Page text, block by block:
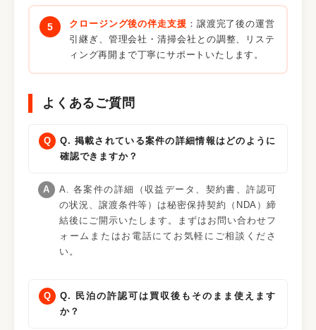
クロージング後の伴走支援 ：譲渡完了後の運営
引継ぎ、管理会社・清掃会社との調整、リステ
ィング再開まで丁寧にサポートいたします。
よくあるご質問
Q. 掲載されている案件の詳細情報はどのように
確認できますか？
A. 各案件の詳細（収益データ、契約書、許認可
の状況、譲渡条件等）は秘密保持契約（NDA）締
結後にご開示いたします。まずはお問い合わせフ
ォームまたはお電話にてお気軽にご相談くださ
い。
Q. 民泊の許認可は買収後もそのまま使えます
か？